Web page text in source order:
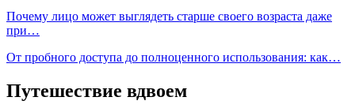
Почему лицо может выглядеть старше своего возраста даже
при…
От пробного доступа до полноценного использования: как…
Путешествие вдвоем